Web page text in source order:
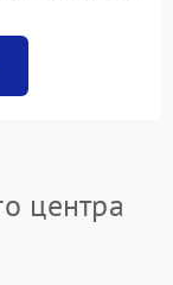
центра